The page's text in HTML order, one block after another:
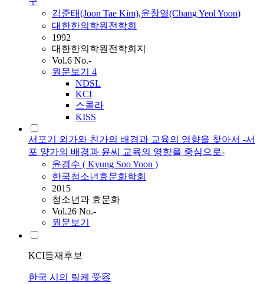
김준태(Joon Tae Kim),윤창열(Chang YeolYoon)
대한한의학원전학회
1992
대한한의학원전학회지
Vol.6 No.-
원문보기 4
NDSL
KCI
스콜라
KISS
서포기 외가와 친가의 배경과 교육의 영향을 찾아서 -서
포 양가의 배경과 윤씨 교육의 영향을 중심으로-
윤경수 ( Kyung SooYoon )
한국청소년효문화학회
2015
청소년과 효문화
Vol.26 No.-
원문보기
KCI등재후보
한국 시의 릴케 受容